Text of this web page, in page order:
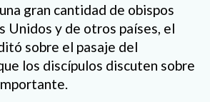
gran cantidad de obispos
Unidos y de otros países, el
sobre el pasaje del
los discípulos discuten sobre